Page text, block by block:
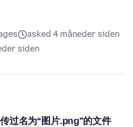
asked 4 måneder siden
siden
过名为“图片.png”的文件